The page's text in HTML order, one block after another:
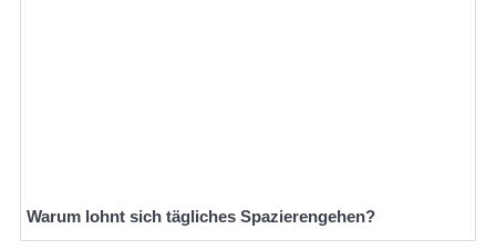
Warum lohnt sich tägliches Spazierengehen?